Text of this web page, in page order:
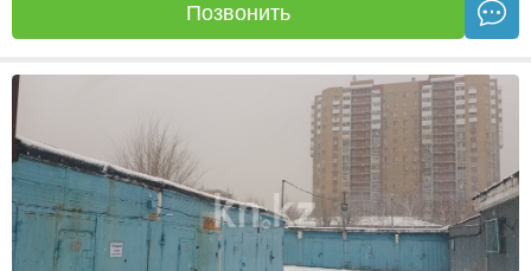
Позвонить